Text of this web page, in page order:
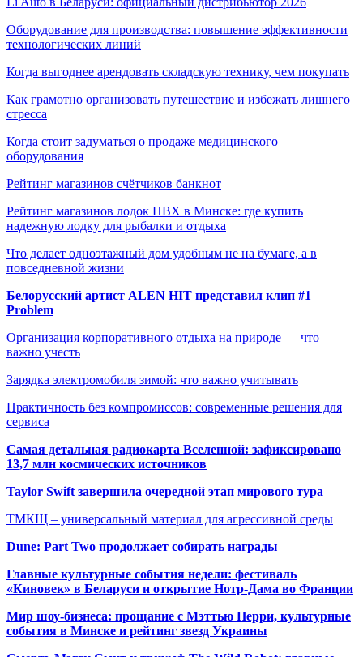
Оборудование для производства: повышение эффективности
технологических линий
Когда выгоднее арендовать складскую технику, чем покупать
Как грамотно организовать путешествие и избежать лишнего
стресса
Когда стоит задуматься о продаже медицинского
оборудования
Рейтинг магазинов счётчиков банкнот
Рейтинг магазинов лодок ПВХ в Минске: где купить
надежную лодку для рыбалки и отдыха
Что делает одноэтажный дом удобным не на бумаге, а в
повседневной жизни
Белорусский артист ALEN HIT представил клип #1
Problem
Организация корпоративного отдыха на природе — что
важно учесть
Зарядка электромобиля зимой: что важно учитывать
Практичность без компромиссов: современные решения для
сервиса
Самая детальная радиокарта Вселенной: зафиксировано
13,7 млн космических источников
Taylor Swift завершила очередной этап мирового тура
ТМКЩ – универсальный материал для агрессивной среды
Dune: Part Two продолжает собирать награды
Главные культурные события недели: фестиваль
«Киновек» в Беларуси и открытие Нотр-Дама во Франции
Мир шоу-бизнеса: прощание с Мэттью Перри, культурные
события в Минске и рейтинг звезд Украины